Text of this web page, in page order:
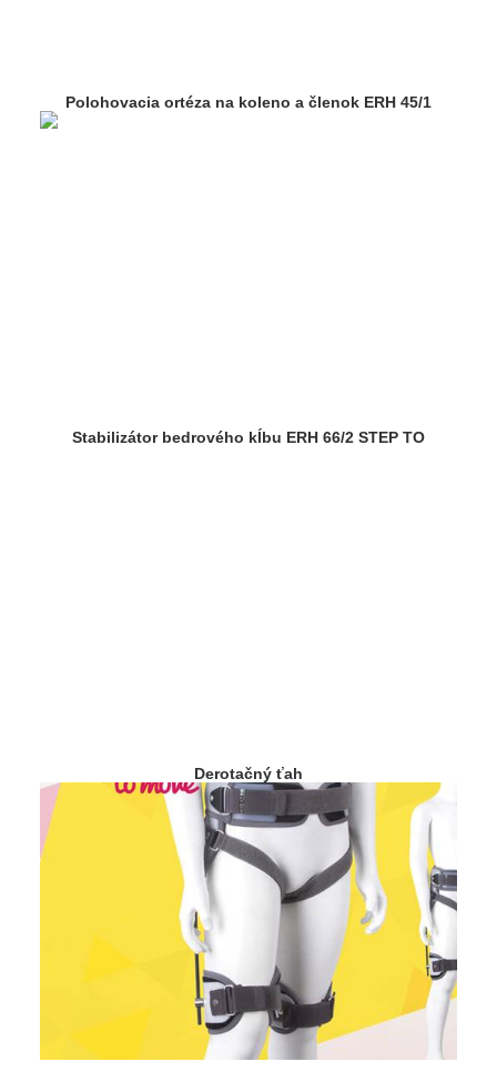
Polohovacia ortéza na koleno a členok ERH 45/1
Stabilizátor bedrového kĺbu ERH 66/2 STEP TO
Derotačný ťah